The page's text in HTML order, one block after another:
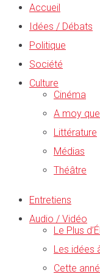
Accueil
Idées / Débats
Politique
Société
Culture
Cinéma
A moy
Littérature
Médias
Théâtre
Entretiens
Audio / Vidéo
Le Plus
Les idées
Cette